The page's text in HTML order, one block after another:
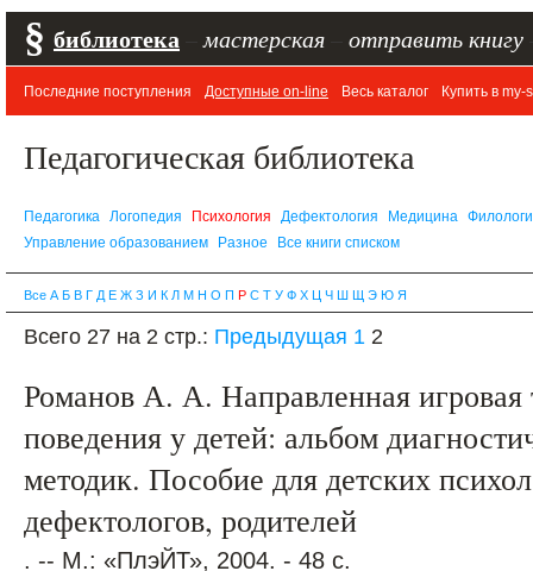
§ библиотека мастерская отправить книгу
Последние поступления Доступные on-line Весь каталог Купить в my-
Педагогическая библиотека
Педагогика Логопедия Психология Дефектология Медицина
Управление образованием
Разное Все книги списком
Все А Б В Г Д Е Ж З И К Л М Н О П Р С Т У Ф Х Ц Ч Ш Щ Э Ю Я
Всего 27 на 2 стр.: Предыдущая 1 2
Романов А. А. Направленная игровая
поведения у детей: альбом
методик. Пособие для детских
дефектологов, родителей
. -- М.: «ПлэЙТ», 2004. - 48 с.